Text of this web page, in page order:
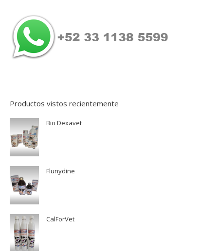
Productos vistos recientemente
Bio Dexavet
Flunydine
CalForVet